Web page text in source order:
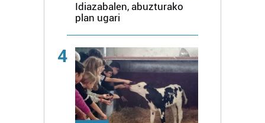
Idiazabalen, abuzturako
plan ugari
4